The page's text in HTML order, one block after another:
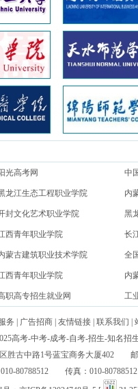
光高考网 中
龙江生态工程职业学院 内
封文化艺术职业学院 黑
西青年职业学院 长
蒙古建筑职业技术学院 全
西青年职业学院 内
职高专招生就业网 工
信
务 | 广告招商| 友情链接| 联系我们 |
高考-中考-成考-自考-招生-知名招
胜古中路1号蓝宝商务大厦402 邮
010-80788512 传真：010-80788512